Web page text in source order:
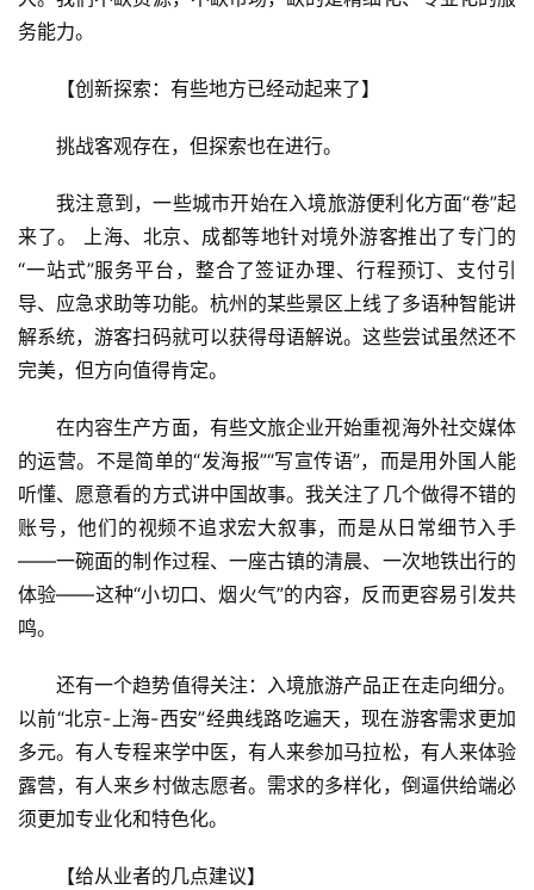
融
智
慧
旅
游
R
+
文
旅
问
答
务能力。
【创新探索：有些地方已经动起来了】
挑战客观存在，但探索也在进行。
我注意到，一些城市开始在入境旅游便利化方面“卷”起
来了。 上海、北京、成都等地针对境外游客推出了专门的
“一站式”服务平台，整合了签证办理、行程预订、支付引
导、应急求助等功能。杭州的某些景区上线了多语种智能讲
解系统，游客扫码就可以获得母语解说。这些尝试虽然还不
完美，但方向值得肯定。
在内容生产方面，有些文旅企业开始重视海外社交媒体
的运营。不是简单的“发海报”“写宣传语”，而是用外国人能
听懂、愿意看的方式讲中国故事。我关注了几个做得不错的
账号，他们的视频不追求宏大叙事，而是从日常细节入手
——一碗面的制作过程、一座古镇的清晨、一次地铁出行的
体验——这种“小切口、烟火气”的内容，反而更容易引发共
鸣。
还有一个趋势值得关注：入境旅游产品正在走向细分。
以前“北京-上海-西安”经典线路吃遍天，现在游客需求更加
多元。有人专程来学中医，有人来参加马拉松，有人来体验
露营，有人来乡村做志愿者。需求的多样化，倒逼供给端必
须更加专业化和特色化。
【给从业者的几点建议】